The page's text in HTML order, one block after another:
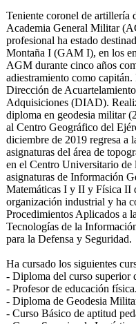
Teniente coronel de artillería
Academia General Militar
profesional ha estado
Montaña I (GAM I), en los
AGM durante cinco años
adiestramiento como
Dirección de
Adquisiciones (DIAD).
diploma en geodesia militar
al Centro Geográfico del
diciembre de 2019 regresa a
asignaturas del área de
en el Centro Universitario de
asignaturas de Información
Matemáticas I y II y Física II
organización industrial y ha
Procedimientos Aplicados a
Tecnologías de la
para la Defensa y Seguridad.
Ha cursado los siguientes
- Diploma del curso superior
- Profesor de educación física.
- Diploma de Geodesia
- Curso Básico de aptitud